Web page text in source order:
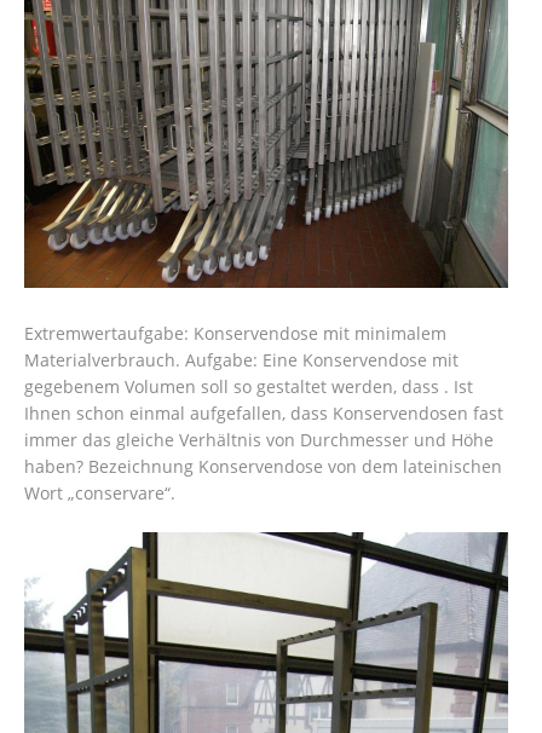
Extremwertaufgabe: Konservendose mit minimalem
Materialverbrauch. Aufgabe: Eine Konservendose mit
gegebenem Volumen soll so gestaltet werden, dass . Ist
Ihnen schon einmal aufgefallen, dass Konservendosen fast
immer das gleiche Verhältnis von Durchmesser und Höhe
haben? Bezeichnung Konservendose von dem lateinischen
Wort „conservare“.